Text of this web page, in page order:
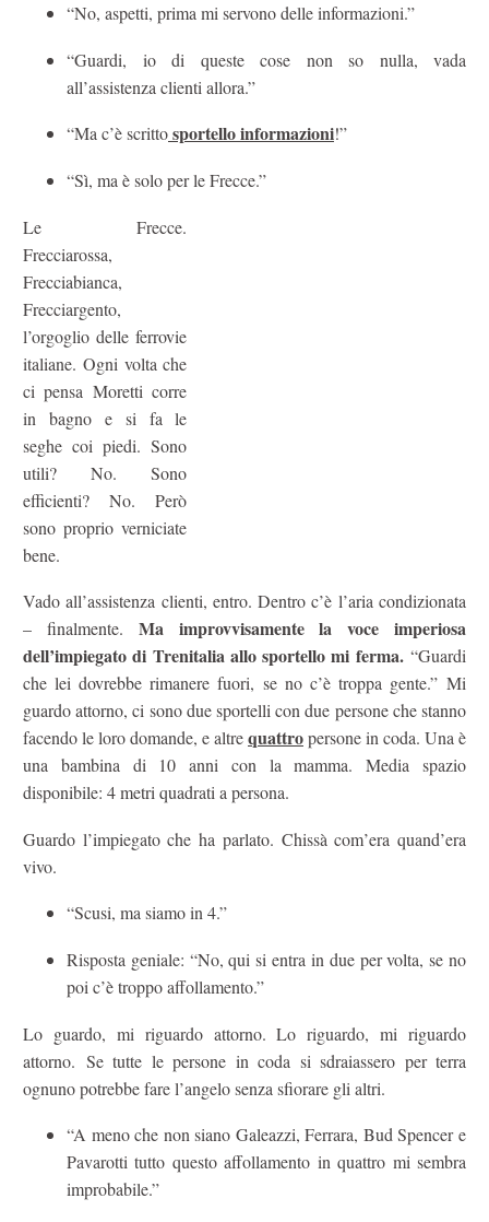
“No, aspetti, prima mi servono delle informazioni.”
“Guardi, io di queste cose non so nulla, vada
all’assistenza clienti allora.”
“Ma c’è scrittosportello informazioni!”
“Sì, ma è solo per le Frecce.”
Le Frecce.
Frecciarossa,
Frecciabianca,
Frecciargento,
l’orgoglio delle ferrovie
italiane. Ogni volta che
ci pensa Moretti corre
in bagno e si fa le
seghe coi piedi. Sono
utili? No. Sono
efficienti? No. Però
sono proprio verniciate
bene.
Vado all’assistenza clienti, entro. Dentro c’è l’aria condizionata
– finalmente. Ma improvvisamente la voce imperiosa
dell’impiegato di Trenitalia allo sportello mi ferma. “Guardi
che lei dovrebbe rimanere fuori, se no c’è troppa gente.” Mi
guardo attorno, ci sono due sportelli con due persone che stanno
facendo le loro domande, e altrequattropersone in coda. Una è
una bambina di 10 anni con la mamma. Media spazio
disponibile: 4 metri quadrati a persona.
Guardo l’impiegato che ha parlato. Chissà com’era quand’era
vivo.
“Scusi, ma siamo in 4.”
Risposta geniale: “No, qui si entra in due per volta, se no
poi c’è troppo affollamento.”
Lo guardo, mi riguardo attorno. Lo riguardo, mi riguardo
attorno. Se tutte le persone in coda si sdraiassero per terra
ognuno potrebbe fare l’angelo senza sfiorare gli altri.
“A meno che non siano Galeazzi, Ferrara, Bud Spencer e
Pavarotti tutto questo affollamento in quattro mi sembra
improbabile.”